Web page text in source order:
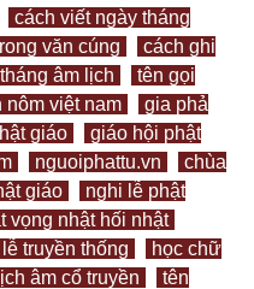
cách viết ngày tháng
văn cúng
cách ghi
âm lịch
tên gọi
nôm việt nam
gia phả
giáo
giáo hội phật
nguoiphattu.vn
chùa
giáo
nghi lễ phật
vọng nhật hối nhật
truyền thống
học chữ
lịch âm cổ truyền
tên